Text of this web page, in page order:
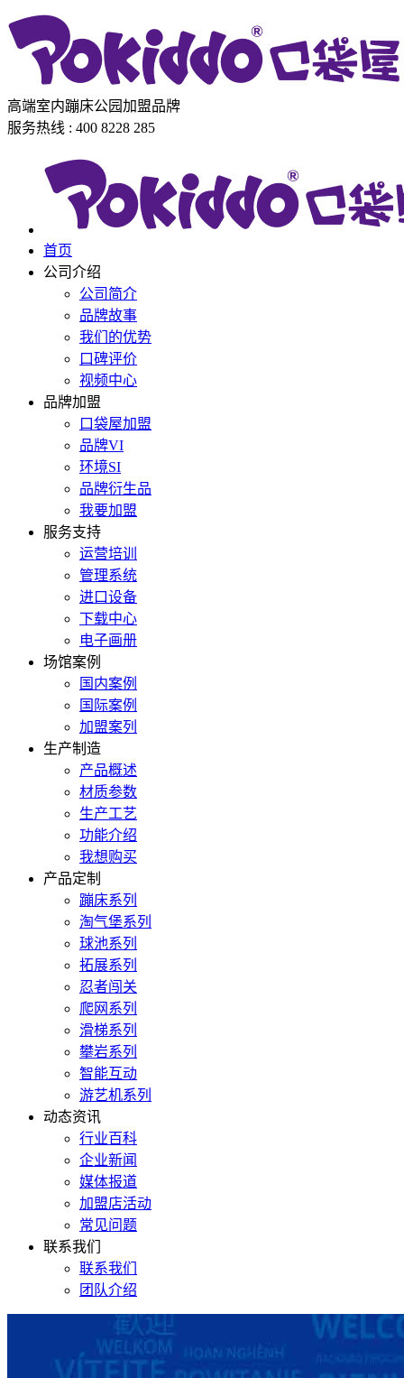
高端室内蹦床公园加盟品牌
服务热线 : 400 8228 285
首页
公司介绍
公司简介
品牌故事
我们的优势
口碑评价
视频中心
品牌加盟
口袋屋加盟
品牌VI
环境SI
品牌衍生品
我要加盟
服务支持
运营培训
管理系统
进口设备
下载中心
电子画册
场馆案例
国内案例
国际案例
加盟案列
生产制造
产品概述
材质参数
生产工艺
功能介绍
我想购买
产品定制
蹦床系列
淘气堡系列
球池系列
拓展系列
忍者闯关
爬网系列
滑梯系列
攀岩系列
智能互动
游艺机系列
动态资讯
行业百科
企业新闻
媒体报道
加盟店活动
常见问题
联系我们
联系我们
团队介绍